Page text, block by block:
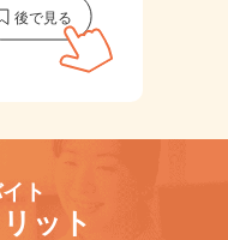
ト
ット